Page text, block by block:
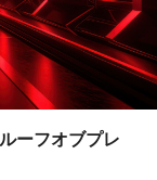
ーフオブプレ